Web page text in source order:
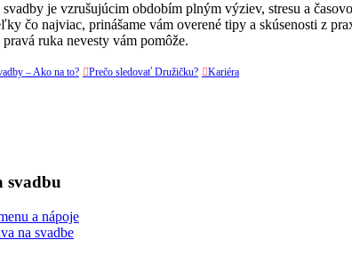
svadby je vzrušujúcim obdobím plným výziev, stresu a
čo najviac, prinášame vám overené tipy a skúsenosti z
ruka nevesty vám pomôže.
– Ako na to? Prečo sledovať Družičku? Kariéra
svadbu
a nápoje
na svadbe